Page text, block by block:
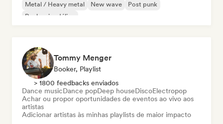
Metal / Heavy metal
New wave
Post punk
Rock psicodélico
Tommy Menger
Booker, Playlist
> 1800 feedbacks enviados
Dance musicDance popDeep houseDiscoElectropop
Achar ou propor oportunidades de eventos ao vivo aos
artistas
Adicionar artistas às minhas playlists de maior impacto